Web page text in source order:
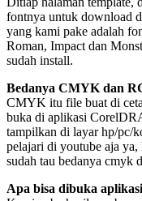
fontnya untuk download
yang kami pake adalah
Roman, Impact dan
sudah install.
Bedanya CMYK dan
CMYK itu file buat di
buka di aplikasi
tampilkan di layar hp/pc/
pelajari di youtube aja ya,
sudah tau bedanya cmyk
Apa bisa dibuka